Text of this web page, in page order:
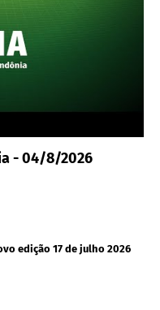
- 04/8/2026
edição 17 de julho 2026